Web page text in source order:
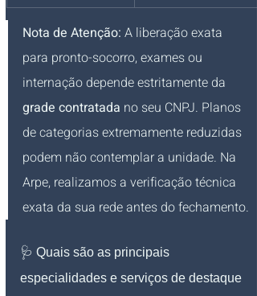
Nota de Atenção: A liberação exata
para pronto-socorro, exames ou
internação depende estritamente da
grade contratada no seu CNPJ. Planos
de categorias extremamente reduzidas
podem não contemplar a unidade. Na
Arpe, realizamos a verificação técnica
exata da sua rede antes do fechamento.
🩺 Quais são as principais
especialidades e serviços de destaque